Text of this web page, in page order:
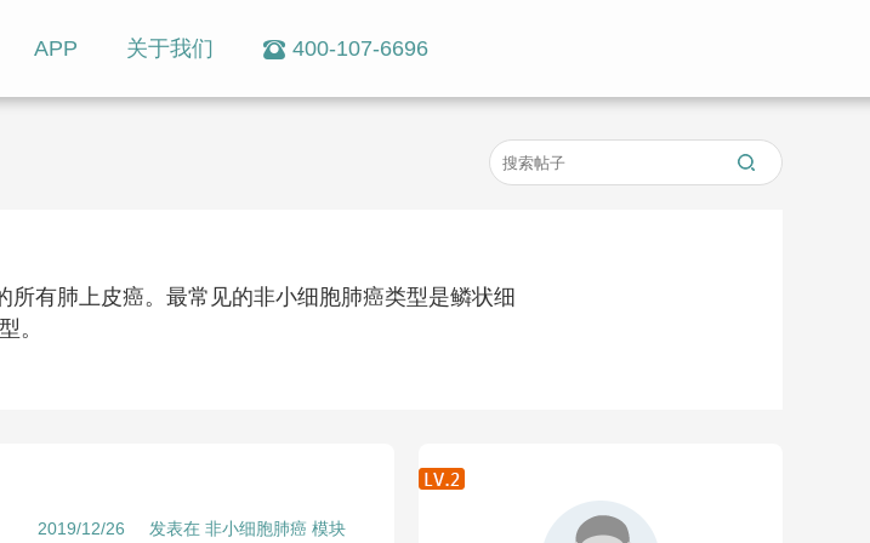
APP 关于我们 400-107-6696
有肺上皮癌。最常见的非小细胞肺癌类型是鳞状细
。
2019/12/26 发表在 非小细胞肺癌 模块